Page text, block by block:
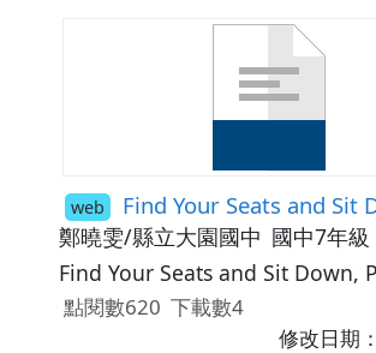
web Find Your Seats and Sit
鄭曉雯/縣立大園國中 國中7年級
Find Your Seats and Sit Down,
點閱數620 下載數4
修改日期